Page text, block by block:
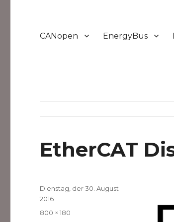
CANopen EnergyBus
EtherCAT
Veröffentlicht
am
Dienstag, der 30. August
2016
Volle
800 × 180